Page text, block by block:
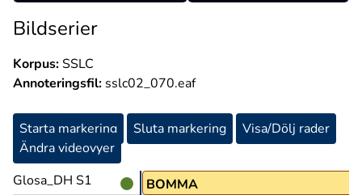
Bildserier
Korpus:SSLC
Annoteringsfil: sslc02_070.eaf
Starta markering Sluta markering
Visa/Dölj rader
Ändra videovyer
Glosa_DH S1
BOMMA